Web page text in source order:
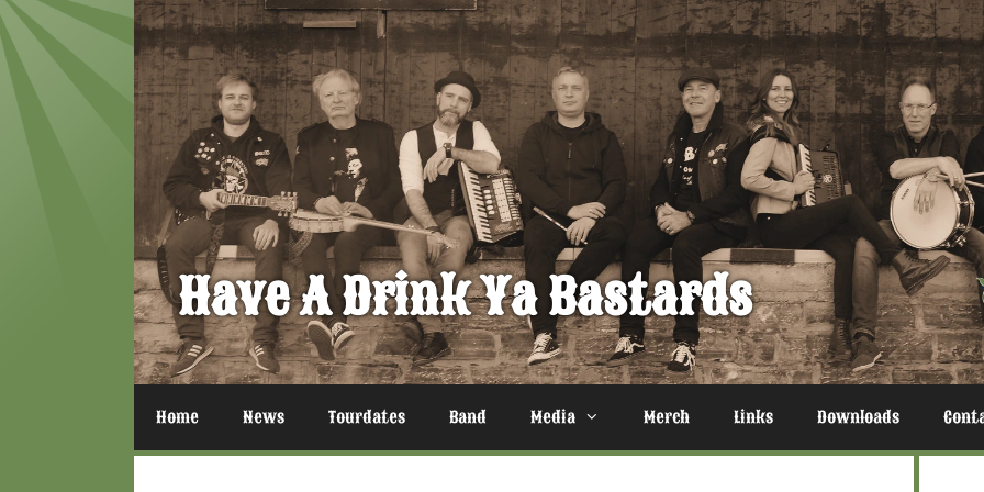
Zum
Inhalt
springen
Have A Drink Ya Bastards
Home News Tourdates Band Media Merch Links Downloads